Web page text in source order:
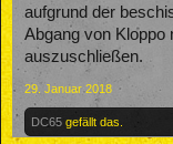
aufgrund der
Abgang von Kloppo
auszuschließen.
29. Januar 2018
DC65 gefällt das.